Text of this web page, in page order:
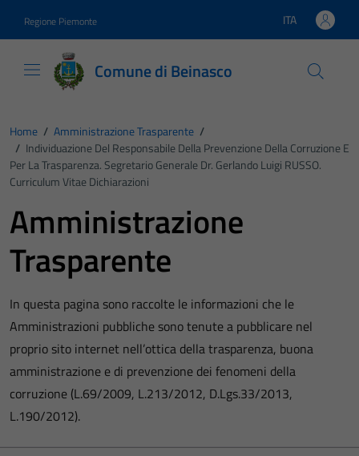
Regione Piemonte Lingua attiva:
ITA
Comune di Beinasco
Home / Amministrazione Trasparente /
/ Individuazione Del Responsabile Della Prevenzione Della Corruzione E
Per La Trasparenza. Segretario Generale Dr. Gerlando Luigi RUSSO.
Curriculum Vitae Dichiarazioni
Amministrazione
Trasparente
In questa pagina sono raccolte le informazioni che le
Amministrazioni pubbliche sono tenute a pubblicare nel
proprio sito internet nell’ottica della trasparenza, buona
amministrazione e di prevenzione dei fenomeni della
corruzione (L.69/2009, L.213/2012, D.Lgs.33/2013,
L.190/2012).